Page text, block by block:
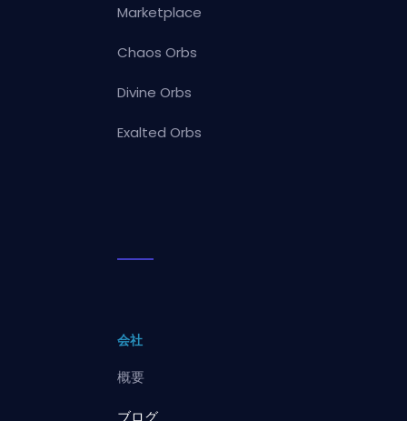
Marketplace
Chaos Orbs
Divine Orbs
Exalted Orbs
会社
概要